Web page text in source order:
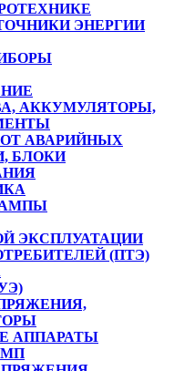
ЭНЕРГИИ
АККУМУЛЯТОРЫ,
АВАРИЙНЫХ
БЛОКИ
ЭКСПЛУАТАЦИИ
(ПТЭ)
АППАРАТЫ